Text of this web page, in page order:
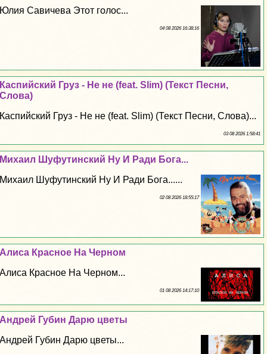
Юлия Савичева Этот голос...
04 08 2026 16:38:16
Каспийский Груз - Не не (feat. Slim) (Текст Песни,
Слова)
Каспийский Груз - Не не (feat. Slim) (Текст Песни, Слова)...
03 08 2026 1:58:41
Михаил Шуфутинский Ну И Ради Бога...
Михаил Шуфутинский Ну И Ради Бога......
02 08 2026 18:55:17
Алиса Красное На Черном
Алиса Красное На Черном...
01 08 2026 14:17:10
Андрей Губин Дарю цветы
Андрей Губин Дарю цветы...